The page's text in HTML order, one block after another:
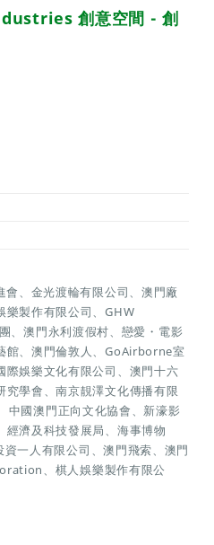
創意空間 - 創
、金光渡輪有限公司、澳門廠
樂製作有限公司、GHW
、澳門永利渡假村、戀愛・電影
館、澳門倫敦人、GoAirborne室
際娛樂文化有限公司、澳門十六
學會、南京靚澤文化傳播有限
國澳門正向文化協會、新濠影
濟及科技發展局、海事博物
一人有限公司、澳門飛索、澳門
、棋人娛樂製作有限公